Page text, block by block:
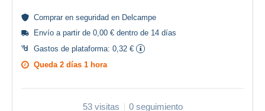
Comprar en seguridad en Delcampe
Envío a partir de 0,00 € dentro de 14 días
Gastos de plataforma: 0,32 €
Queda 2 días 1 hora
53 visitas 0 seguimiento